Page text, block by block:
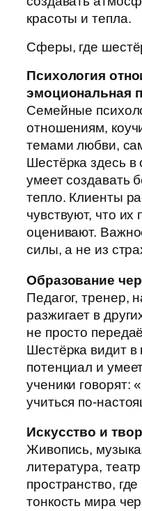
красоты и тепла.
Сферы, где
Психология
эмоциональная
Семейные
отношениям,
темами любви,
Шестёрка здесь в
умеет создавать
тепло. Клиенты
чувствуют, что
оценивают.
силы, а не из
Образование
Педагог, тренер,
разжигает в
не просто
Шестёрка видит в
потенциал и
ученики говорят:
учиться по-
Искусство и
Живопись,
литература,
пространство,
тонкость мира